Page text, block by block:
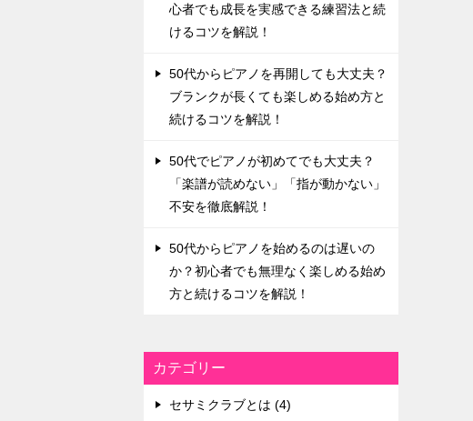
心者でも成長を実感できる練習法と続
けるコツを解説！
50代からピアノを再開しても大丈夫？
ブランクが長くても楽しめる始め方と
続けるコツを解説！
50代でピアノが初めてでも大丈夫？
「楽譜が読めない」「指が動かない」
不安を徹底解説！
50代からピアノを始めるのは遅いの
か？初心者でも無理なく楽しめる始め
方と続けるコツを解説！
カテゴリー
セサミクラブとは (4)